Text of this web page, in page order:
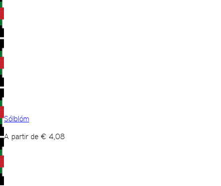
Sólblóm
A partir de € 4,08